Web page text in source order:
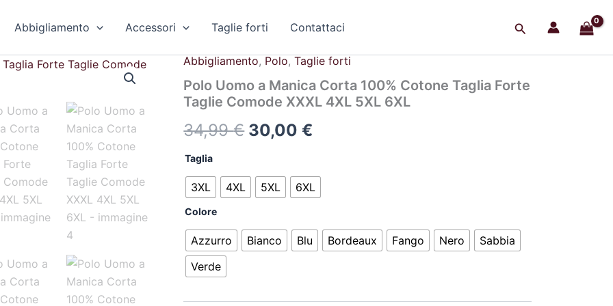
Abbigliamento Accessori Taglie forti Contattaci Cerca
Abbigliamento, Polo,Taglie forti
Polo Uomo a Manica Corta 100% Cotone Taglia Forte
Taglie Comode XXXL 4XL 5XL 6XL
34,99€
Il
prezzo
originale
34,99 €.
30,00€
Il
prezzo
30,00 €.
Taglia
3XL 4XL 5XL 6XL
Colore
Azzurro Bianco Blu Bordeaux Fango Nero
Sabbia
Verde
Polo
a
Manica
100%
Cotone
Taglia
Taglie
Comode
XXXL
5XL
6XL
quantità